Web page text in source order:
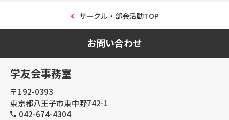
サークル・部会活動TOP
お問い合わせ
学友会事務室
〒192-0393
東京都八王子市東中野742-1
042-674-4304